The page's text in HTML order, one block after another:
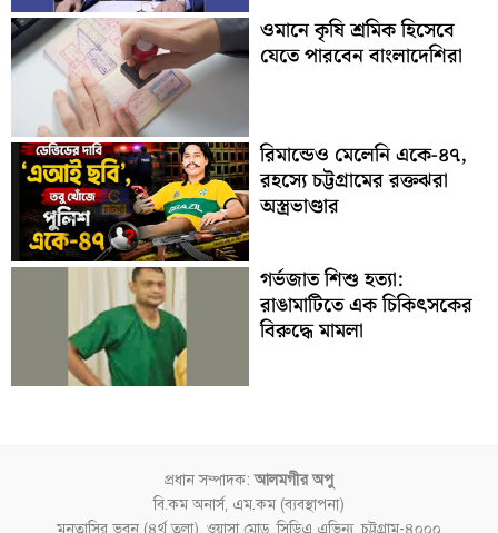
ওমানে কৃষি শ্রমিক হিসেবে
যেতে পারবেন বাংলাদেশিরা
রিমান্ডেও মেলেনি একে-৪৭,
রহস্যে চট্টগ্রামের রক্তঝরা
অস্ত্রভাণ্ডার
গর্ভজাত শিশু হত্যা:
রাঙামাটিতে এক চিকিৎসকের
বিরুদ্ধে মামলা
প্রধান সম্পাদক:আলমগীর অপু
বি.কম অনার্স, এম.কম (ব্যবস্থাপনা)
মুনতাসির ভবন (৪র্থ তলা), ওয়াসা মোড়, সিডিএ এভিন্যু, চট্টগ্রাম-৪০০০